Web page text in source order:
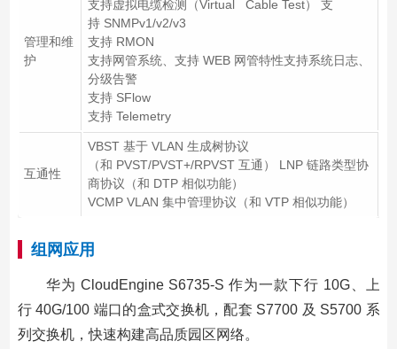
管理和维
护
支持虚拟电缆检测（Virtual Cable Test） 支
持 SNMPv1/v2/v3
支持 RMON
支持网管系统、支持 WEB 网管特性支持系统日志、
分级告警
支持 SFlow
支持 Telemetry
互通性
VBST 基于 VLAN 生成树协议
（和 PVST/PVST+/RPVST 互通） LNP 链路类型协
商协议（和 DTP 相似功能）
VCMP VLAN 集中管理协议（和 VTP 相似功能）
组网应用
华为 CloudEngine S6735-S 作为一款下行 10G、上
行 40G/100 端口的盒式交换机，配套 S7700 及 S5700 系
列交换机，快速构建高品质园区网络。